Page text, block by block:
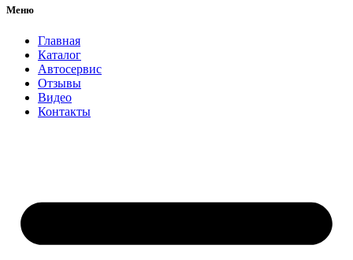
Меню
Главная
Каталог
Автосервис
Отзывы
Видео
Контакты